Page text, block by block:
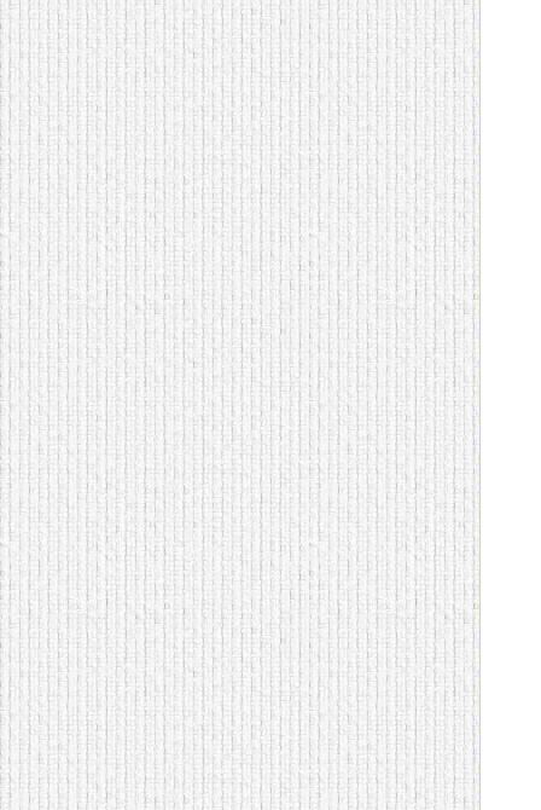
домашнем использовании.
Эта мебель имеет
некоторые преимущества
перед той же стенкой для
гостиной, к примеру,
поскольку она более
легкая и не загромождает
пространство. В спальне
этот предмет можно
поставить у изголовья
кровати, чтобы заполнить
пустующее там
место.
Также стеллажи
очень часто используют в
качестве разграничителей
комнаты, например, на
рабочую зону и
пространство для отдыха.
Особенно это актуально
для однокомнатных
квартир.